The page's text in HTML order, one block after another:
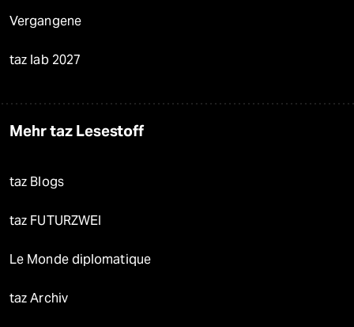
Vergangene
taz lab 2027
Mehr taz Lesestoff
taz Blogs
taz FUTURZWEI
Le Monde diplomatique
taz Archiv